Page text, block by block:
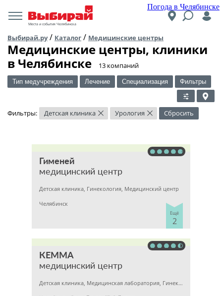
Погода в Челябинске
Места и события Челябинска
Выбирай.ру/ Каталог / Медицинские центры
Медицинские центры, клиники
в Челябинске
​13 компаний
Тип медучреждения Лечение Специализация Фильтры
Фильтры: Детская клиника × Урология × Сбросить
Гименей
медицинский центр
Детская клиника, Гинекология, Медицинский центр
Ещё
2
Челябинск
КЕММА
медицинский центр
Детская клиника, Медицинская лаборатория, Гинекология